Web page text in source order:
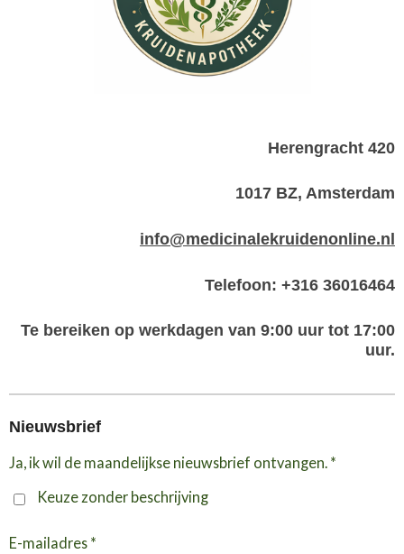
Herengracht 420
1017 BZ, Amsterdam
info@medicinalekruidenonline.nl
Telefoon: +316 36016464
Te bereiken op werkdagen van 9:00 uur tot 17:00
uur.
Nieuwsbrief
Ja, ik wil de maandelijkse nieuwsbrief ontvangen. *
Keuze zonder beschrijving
E-mailadres *